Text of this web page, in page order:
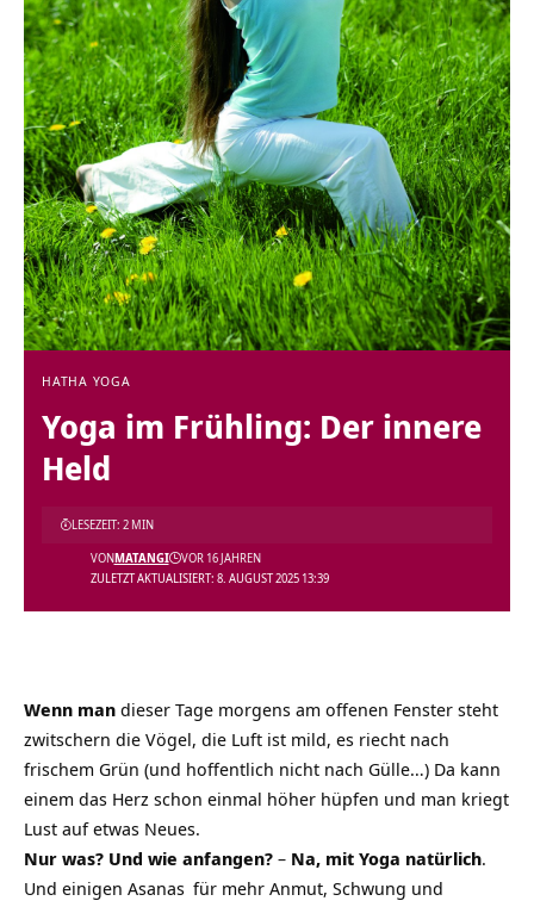
HATHA YOGA
Yoga im Frühling: Der innere
Held
ZULETZT AKTUALISIERT: 8. AUGUST 2025 13:39
VONMATANGI VOR 16 JAHREN
LESEZEIT: 2 MIN
Wenn man dieser Tage morgens am offenen Fenster steht
zwitschern die Vögel, die Luft ist mild, es riecht nach
frischem Grün (und hoffentlich nicht nach Gülle…) Da kann
einem das Herz schon einmal höher hüpfen und man kriegt
Lust auf etwas Neues.
Nur was? Und wie anfangen? – Na, mit Yoga natürlich.
Und einigen Asanas für mehr Anmut, Schwung und